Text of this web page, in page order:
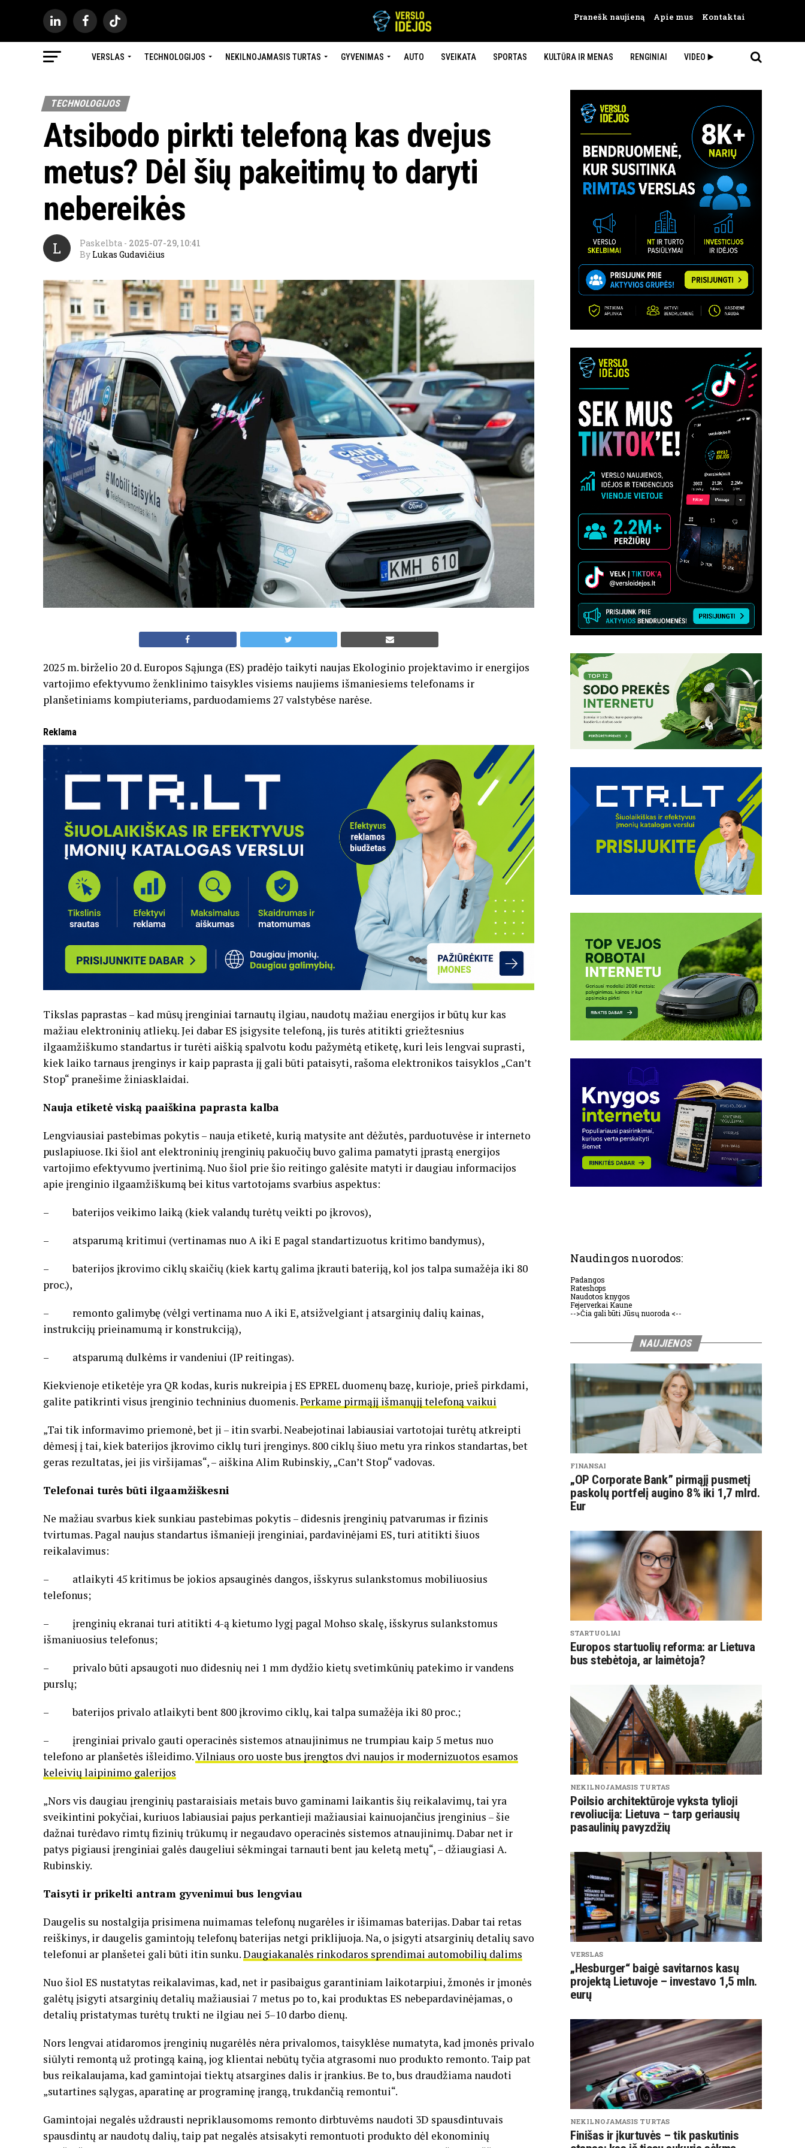
Pranešk naujieną Apie mus Kontaktai
VERSLAS TECHNOLOGIJOS NEKILNOJAMASIS TURTAS GYVENIMAS AUTO SVEIKATA SPORTAS KULTŪRA IR MENAS RENGINIAI VIDEO ▶️
TECHNOLOGIJOS
Atsibodo pirkti telefoną kas dvejus
metus? Dėl šių pakeitimų to daryti
nebereikės
L Paskelbta - 2025-07-29, 10:41
By Lukas Gudavičius
2025 m. birželio 20 d. Europos Sąjunga (ES) pradėjo taikyti naujas Ekologinio projektavimo ir energijos
vartojimo efektyvumo ženklinimo taisykles visiems naujiems išmaniesiems telefonams ir
planšetiniams kompiuteriams, parduodamiems 27 valstybėse narėse.
Reklama
Tikslas paprastas – kad mūsų įrenginiai tarnautų ilgiau, naudotų mažiau energijos ir būtų kur kas
mažiau elektroninių atliekų. Jei dabar ES įsigysite telefoną, jis turės atitikti griežtesnius
ilgaamžiškumo standartus ir turėti aiškią spalvotu kodu pažymėtą etiketę, kuri leis lengvai suprasti,
kiek laiko tarnaus įrenginys ir kaip paprasta jį gali būti pataisyti, rašoma elektronikos taisyklos „Can’t
Stop“ pranešime žiniasklaidai.
Nauja etiketė viską paaiškina paprasta kalba
Lengviausiai pastebimas pokytis – nauja etiketė, kurią matysite ant dėžutės, parduotuvėse ir interneto
puslapiuose. Iki šiol ant elektroninių įrenginių pakuočių buvo galima pamatyti įprastą energijos
vartojimo efektyvumo įvertinimą. Nuo šiol prie šio reitingo galėsite matyti ir daugiau informacijos
apie įrenginio ilgaamžiškumą bei kitus vartotojams svarbius aspektus:
– baterijos veikimo laiką (kiek valandų turėtų veikti po įkrovos),
– atsparumą kritimui (vertinamas nuo A iki E pagal standartizuotus kritimo bandymus),
– baterijos įkrovimo ciklų skaičių (kiek kartų galima įkrauti bateriją, kol jos talpa sumažėja iki 80
proc.),
– remonto galimybę (vėlgi vertinama nuo A iki E, atsižvelgiant į atsarginių dalių kainas,
instrukcijų prieinamumą ir konstrukciją),
– atsparumą dulkėms ir vandeniui (IP reitingas).
Kiekvienoje etiketėje yra QR kodas, kuris nukreipia į ES EPREL duomenų bazę, kurioje, prieš pirkdami,
galite patikrinti visus įrenginio techninius duomenis.Perkame pirmąjį išmanųjį telefoną vaikui
„Tai tik informavimo priemonė, bet ji – itin svarbi. Neabejotinai labiausiai vartotojai turėtų atkreipti
dėmesį į tai, kiek baterijos įkrovimo ciklų turi įrenginys. 800 ciklų šiuo metu yra rinkos standartas, bet
geras rezultatas, jei jis viršijamas“, – aiškina Alim Rubinskiy, „Can’t Stop“ vadovas.
Telefonai turės būti ilgaamžiškesni
Ne mažiau svarbus kiek sunkiau pastebimas pokytis – didesnis įrenginių patvarumas ir fizinis
tvirtumas. Pagal naujus standartus išmanieji įrenginiai, pardavinėjami ES, turi atitikti šiuos
reikalavimus:
– atlaikyti 45 kritimus be jokios apsauginės dangos, išskyrus sulankstomus mobiliuosius
telefonus;
– įrenginių ekranai turi atitikti 4-ą kietumo lygį pagal Mohso skalę, išskyrus sulankstomus
išmaniuosius telefonus;
– privalo būti apsaugoti nuo didesnių nei 1 mm dydžio kietų svetimkūnių patekimo ir vandens
purslų;
– baterijos privalo atlaikyti bent 800 įkrovimo ciklų, kai talpa sumažėja iki 80 proc.;
– įrenginiai privalo gauti operacinės sistemos atnaujinimus ne trumpiau kaip 5 metus nuo
telefono ar planšetės išleidimo.Vilniaus oro uoste bus įrengtos dvi naujos ir modernizuotos esamos
keleivių laipinimo galerijos
„Nors vis daugiau įrenginių pastaraisiais metais buvo gaminami laikantis šių reikalavimų, tai yra
sveikintini pokyčiai, kuriuos labiausiai pajus perkantieji mažiausiai kainuojančius įrenginius – šie
dažnai turėdavo rimtų fizinių trūkumų ir negaudavo operacinės sistemos atnaujinimų. Dabar net ir
patys pigiausi įrenginiai galės daugeliui sėkmingai tarnauti bent jau keletą metų“, – džiaugiasi A.
Rubinskiy.
Taisyti ir prikelti antram gyvenimui bus lengviau
Daugelis su nostalgija prisimena nuimamas telefonų nugarėles ir išimamas baterijas. Dabar tai retas
reiškinys, ir daugelis gamintojų telefonų baterijas netgi priklijuoja. Na, o įsigyti atsarginių detalių savo
telefonui ar planšetei gali būti itin sunku.Daugiakanalės rinkodaros sprendimai automobilių dalims
Nuo šiol ES nustatytas reikalavimas, kad, net ir pasibaigus garantiniam laikotarpiui, žmonės ir įmonės
galėtų įsigyti atsarginių detalių mažiausiai 7 metus po to, kai produktas ES nebepardavinėjamas, o
detalių pristatymas turėtų trukti ne ilgiau nei 5–10 darbo dienų.
Nors lengvai atidaromos įrenginių nugarėlės nėra privalomos, taisyklėse numatyta, kad įmonės privalo
siūlyti remontą už protingą kainą, jog klientai nebūtų tyčia atgrasomi nuo produkto remonto. Taip pat
bus reikalaujama, kad gamintojai tiektų atsargines dalis ir įrankius. Be to, bus draudžiama naudoti
„sutartines sąlygas, aparatinę ar programinę įrangą, trukdančią remontui“.
Gamintojai negalės uždrausti nepriklausomoms remonto dirbtuvėms naudoti 3D spausdintuvais
spausdintų ar naudotų dalių, taip pat negalės atsisakyti remontuoti produkto dėl ekonominių
Naudingos nuorodos:
Padangos
Rateshops
Naudotos knygos
Fejerverkai Kaune
-->Čia gali būti Jūsų nuoroda <--
NAUJIENOS
FINANSAI
„OP Corporate Bank” pirmąjį pusmetį
paskolų portfelį augino 8% iki 1,7 mlrd.
Eur
STARTUOLIAI
Europos startuolių reforma: ar Lietuva
bus stebėtoja, ar laimėtoja?
NEKILNOJAMASIS TURTAS
Poilsio architektūroje vyksta tylioji
revoliucija: Lietuva – tarp geriausių
pasaulinių pavyzdžių
VERSLAS
„Hesburger“ baigė savitarnos kasų
projektą Lietuvoje – investavo 1,5 mln.
eurų
NEKILNOJAMASIS TURTAS
Finišas ir įkurtuvės – tik paskutinis